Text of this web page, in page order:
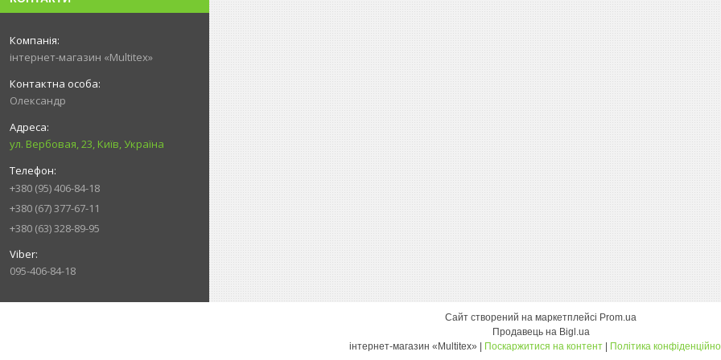
інтернет-магазин «Multitex»
Олександр
ул. Вербовая, 23, Київ, Україна
+380 (95) 406-84-18
+380 (67) 377-67-11
+380 (63) 328-89-95
095-406-84-18
Сайт створений на маркетплейсі Prom.ua
Продавець на Bigl.ua
Поскаржитися на контент Політика